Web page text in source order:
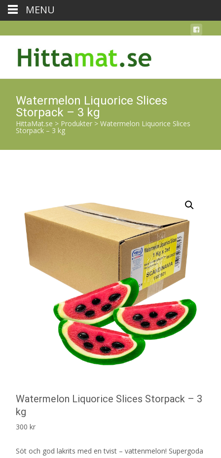
Watermelon Liquorice Slices
Storpack – 3 kg
HittaMat.se > Produkter > Watermelon Liquorice Slices
Storpack – 3 kg
Watermelon Liquorice Slices Storpack – 3
kg
300 kr
Söt och god lakrits med en tvist – vattenmelon! Supergoda
MENU